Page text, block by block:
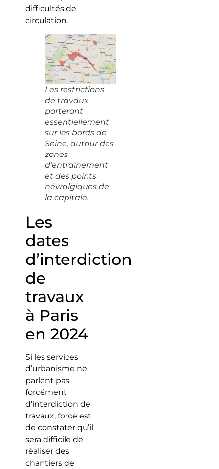
difficultés de
circulation.
Les restrictions
de travaux
porteront
essentiellement
sur les bords de
Seine, autour des
zones
d’entraînement
et des points
névralgiques de
la capitale.
Les
dates
d’interdiction
de
travaux
à Paris
en 2024
Si les services
d’urbanisme ne
parlent pas
forcément
d’interdiction de
travaux, force est
de constater qu’il
sera difficile de
réaliser des
chantiers de